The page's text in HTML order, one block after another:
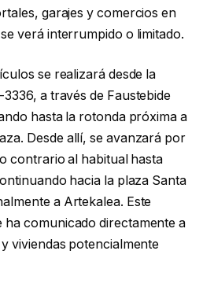
garajes y comercios en
verá interrumpido o limitado.
se realizará desde la
a través de Faustebide
hasta la rotonda próxima a
Desde allí, se avanzará por
contrario al habitual hasta
hacia la plaza Santa
a Artekalea. Este
ha comunicado directamente a
viviendas potencialmente